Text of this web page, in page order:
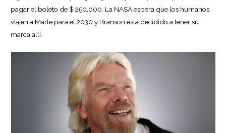
pagar el boleto de $ 250,000. La NASA espera que los humanos
viajen a Marte para el 2030 y Branson está decidido a tener su
marca allí.